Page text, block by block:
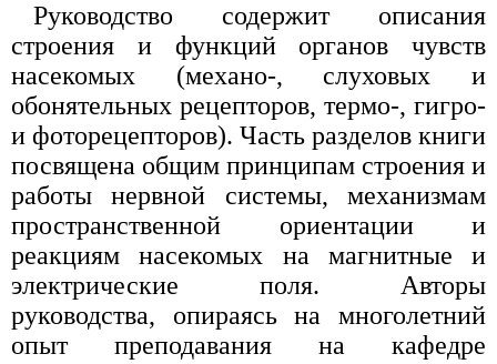
Руководство содержит описания
строения и функций органов чувств
насекомых (механо-, слуховых и
обонятельных рецепторов, термо-, гигро-
и фоторецепторов). Часть разделов книги
посвящена общим принципам строения и
работы нервной системы, механизмам
пространственной ориентации и
реакциям насекомых на магнитные и
электрические поля. Авторы
руководства, опираясь на многолетний
опыт преподавания на кафедре